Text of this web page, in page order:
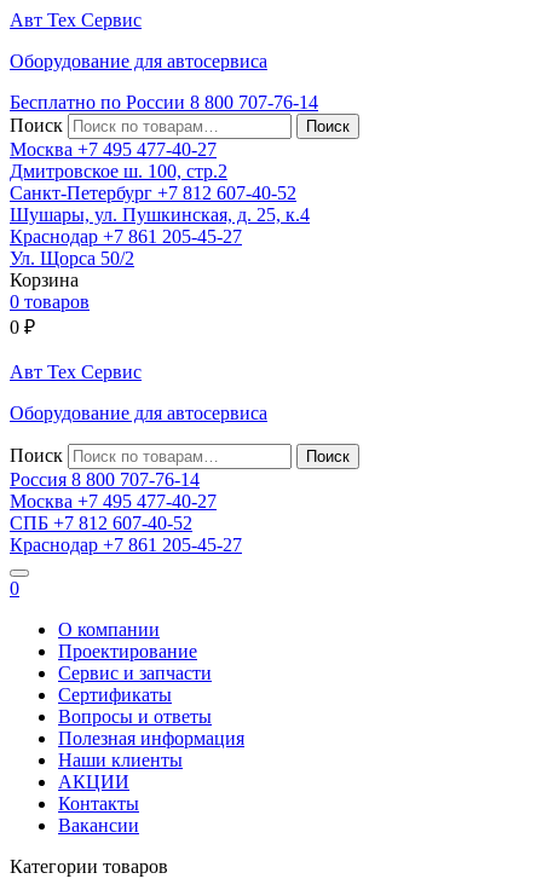
Авт Тех Сервис
Оборудование для автосервиса
Бесплатно по России 8 800 707-76-14
Поиск
Москва +7 495 477-40-27
Дмитровское ш. 100, стр.2
Санкт-Петербург +7 812 607-40-52
Шушары, ул. Пушкинская, д. 25, к.4
Краснодар +7 861 205-45-27
Ул. Щорса 50/2
Корзина
0 товаров
0 ₽
Авт Тех Сервис
Оборудование для автосервиса
Поиск
Россия 8 800 707-76-14
Москва +7 495 477-40-27
СПБ +7 812 607-40-52
Краснодар +7 861 205-45-27
0
О компании
Проектирование
Сервис и запчасти
Сертификаты
Вопросы и ответы
Полезная информация
Наши клиенты
АКЦИИ
Контакты
Вакансии
Категории товаров